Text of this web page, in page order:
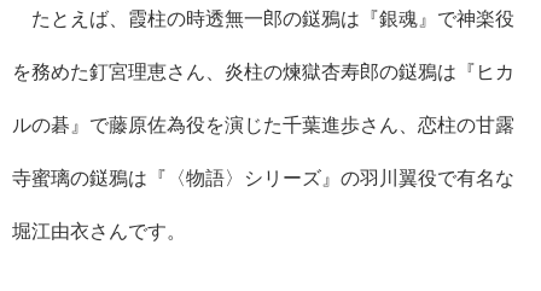
たとえば、霞柱の時透無一郎の鎹鴉は『銀魂』で神楽役
を務めた釘宮理恵さん、炎柱の煉獄杏寿郎の鎹鴉は『ヒカ
ルの碁』で藤原佐為役を演じた千葉進歩さん、恋柱の甘露
寺蜜璃の鎹鴉は『〈物語〉シリーズ』の羽川翼役で有名な
堀江由衣さんです。